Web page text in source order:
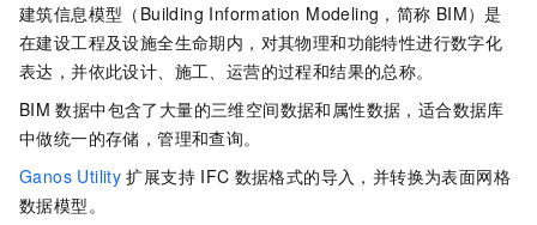
建筑信息模型（Building Information Modeling，简称 BIM）是
在建设工程及设施全生命期内，对其物理和功能特性进行数字化
表达，并依此设计、施工、运营的过程和结果的总称。
BIM 数据中包含了大量的三维空间数据和属性数据，适合数据库
中做统一的存储，管理和查询。
Ganos Utility 扩展支持 IFC 数据格式的导入，并转换为表面网格
数据模型。